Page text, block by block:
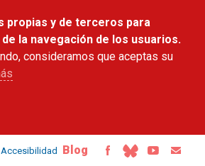
contenido
principal
propias y de terceros para
la navegación de los usuarios.
consideramos que aceptas su
Accesibilidad Blog